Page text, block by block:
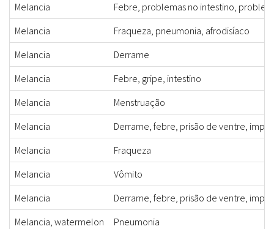
Melancia
Febre, problemas no intestino,
Melancia
Fraqueza, pneumonia, afrodisíaco
Melancia
Derrame
Melancia
Febre, gripe, intestino
Melancia
Menstruação
Melancia
Derrame, febre, prisão de ventre,
Melancia
Fraqueza
Melancia
Vômito
Melancia
Derrame, febre, prisão de ventre,
Melancia, watermelon
Pneumonia